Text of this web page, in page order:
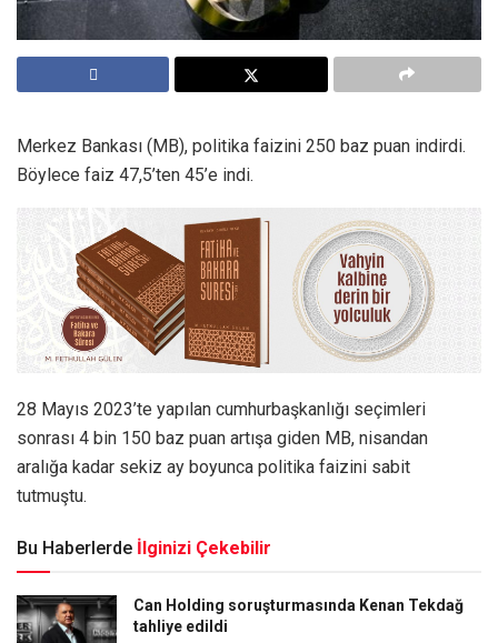
Merkez Bankası (MB), politika faizini 250 baz puan indirdi.
Böylece faiz 47,5’ten 45’e indi.
28 Mayıs 2023’te yapılan cumhurbaşkanlığı seçimleri
sonrası 4 bin 150 baz puan artışa giden MB, nisandan
aralığa kadar sekiz ay boyunca politika faizini sabit
tutmuştu.
Bu Haberlerde İlginizi Çekebilir
Can Holding soruşturmasında Kenan Tekdağ
tahliye edildi